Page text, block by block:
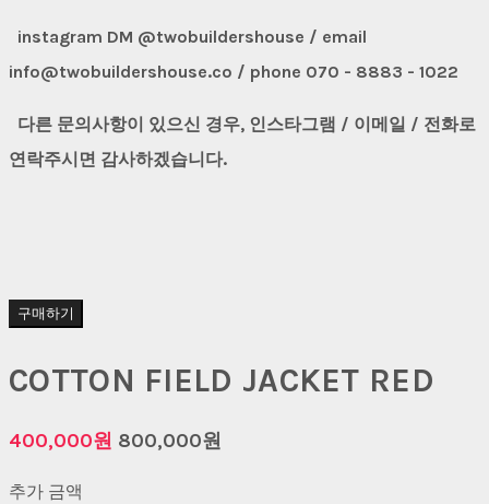
instagram DM @twobuildershouse / email
info@twobuildershouse.co / phone 070 - 8883 - 1022
다른 문의사항이 있으신 경우, 인스타그램 / 이메일 / 전화로
연락주시면 감사하겠습니다.
구매하기
COTTON FIELD JACKET RED
400,000원 800,000원
추가 금액